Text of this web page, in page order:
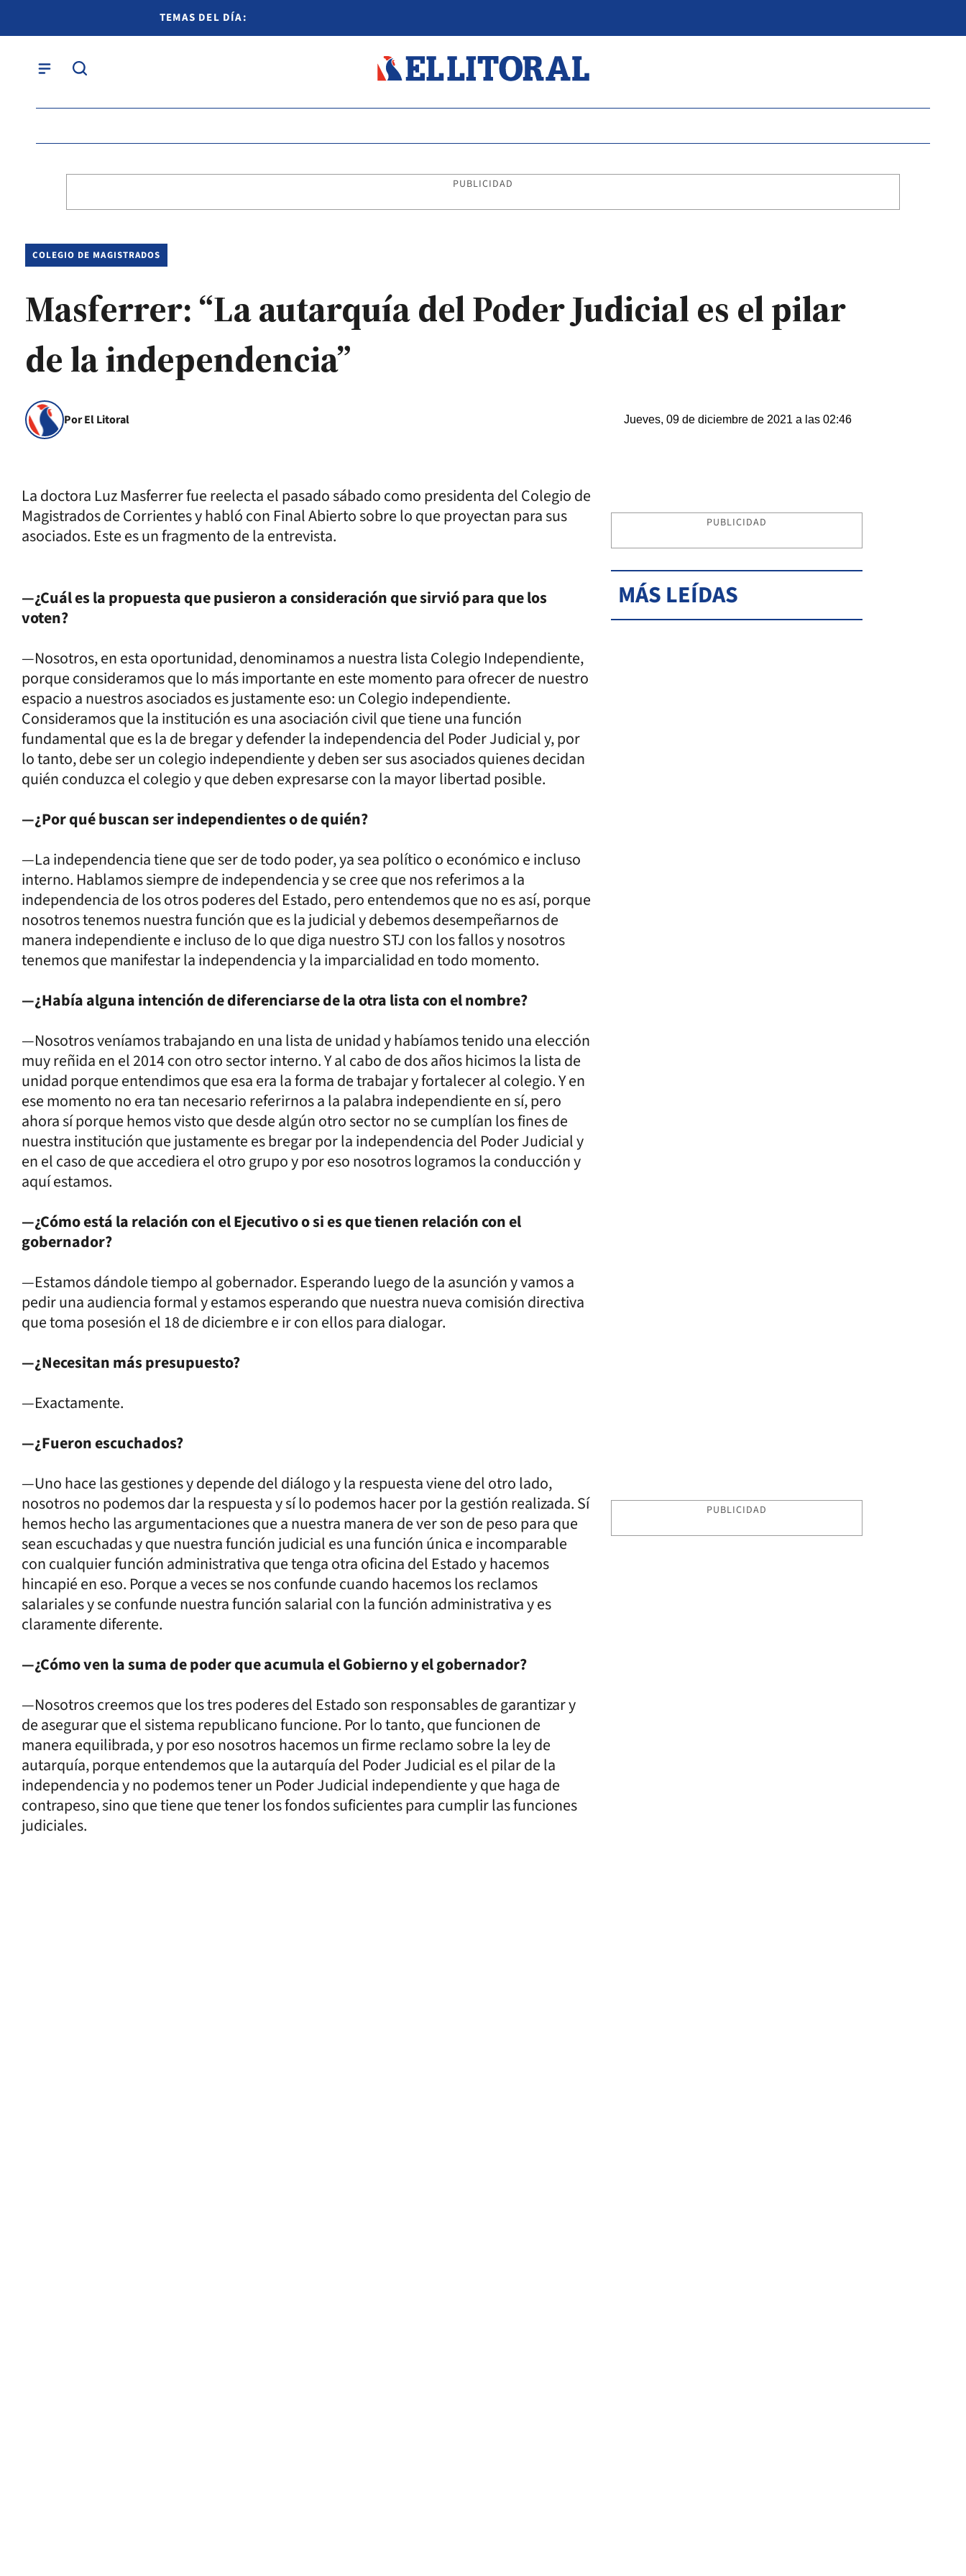
TEMAS DEL DÍA:
PUBLICIDAD
COLEGIO DE MAGISTRADOS
Masferrer: “La autarquía del Poder Judicial es el pilar
de la independencia”
Por El Litoral Jueves, 09 de diciembre de 2021 a las 02:46
La doctora Luz Masferrer fue reelecta el pasado sábado como presidenta del Colegio de
Magistrados de Corrientes y habló con Final Abierto sobre lo que proyectan para sus
asociados. Este es un fragmento de la entrevista.
—¿Cuál es la propuesta que pusieron a consideración que sirvió para que los
voten?
—Nosotros, en esta oportunidad, denominamos a nuestra lista Colegio Independiente,
porque consideramos que lo más importante en este momento para ofrecer de nuestro
espacio a nuestros asociados es justamente eso: un Colegio independiente.
Consideramos que la institución es una asociación civil que tiene una función
fundamental que es la de bregar y defender la independencia del Poder Judicial y, por
lo tanto, debe ser un colegio independiente y deben ser sus asociados quienes decidan
quién conduzca el colegio y que deben expresarse con la mayor libertad posible.
—¿Por qué buscan ser independientes o de quién?
—La independencia tiene que ser de todo poder, ya sea político o económico e incluso
interno. Hablamos siempre de independencia y se cree que nos referimos a la
independencia de los otros poderes del Estado, pero entendemos que no es así, porque
nosotros tenemos nuestra función que es la judicial y debemos desempeñarnos de
manera independiente e incluso de lo que diga nuestro STJ con los fallos y nosotros
tenemos que manifestar la independencia y la imparcialidad en todo momento.
—¿Había alguna intención de diferenciarse de la otra lista con el nombre?
—Nosotros veníamos trabajando en una lista de unidad y habíamos tenido una elección
muy reñida en el 2014 con otro sector interno. Y al cabo de dos años hicimos la lista de
unidad porque entendimos que esa era la forma de trabajar y fortalecer al colegio. Y en
ese momento no era tan necesario referirnos a la palabra independiente en sí, pero
ahora sí porque hemos visto que desde algún otro sector no se cumplían los fines de
nuestra institución que justamente es bregar por la independencia del Poder Judicial y
en el caso de que accediera el otro grupo y por eso nosotros logramos la conducción y
aquí estamos.
—¿Cómo está la relación con el Ejecutivo o si es que tienen relación con el
gobernador?
—Estamos dándole tiempo al gobernador. Esperando luego de la asunción y vamos a
pedir una audiencia formal y estamos esperando que nuestra nueva comisión directiva
que toma posesión el 18 de diciembre e ir con ellos para dialogar.
—¿Necesitan más presupuesto?
—Exactamente.
—¿Fueron escuchados?
—Uno hace las gestiones y depende del diálogo y la respuesta viene del otro lado,
nosotros no podemos dar la respuesta y sí lo podemos hacer por la gestión realizada. Sí
hemos hecho las argumentaciones que a nuestra manera de ver son de peso para que
sean escuchadas y que nuestra función judicial es una función única e incomparable
con cualquier función administrativa que tenga otra oficina del Estado y hacemos
hincapié en eso. Porque a veces se nos confunde cuando hacemos los reclamos
salariales y se confunde nuestra función salarial con la función administrativa y es
claramente diferente.
—¿Cómo ven la suma de poder que acumula el Gobierno y el gobernador?
—Nosotros creemos que los tres poderes del Estado son responsables de garantizar y
de asegurar que el sistema republicano funcione. Por lo tanto, que funcionen de
manera equilibrada, y por eso nosotros hacemos un firme reclamo sobre la ley de
autarquía, porque entendemos que la autarquía del Poder Judicial es el pilar de la
independencia y no podemos tener un Poder Judicial independiente y que haga de
contrapeso, sino que tiene que tener los fondos suficientes para cumplir las funciones
judiciales.
PUBLICIDAD
MÁS LEÍDAS
PUBLICIDAD